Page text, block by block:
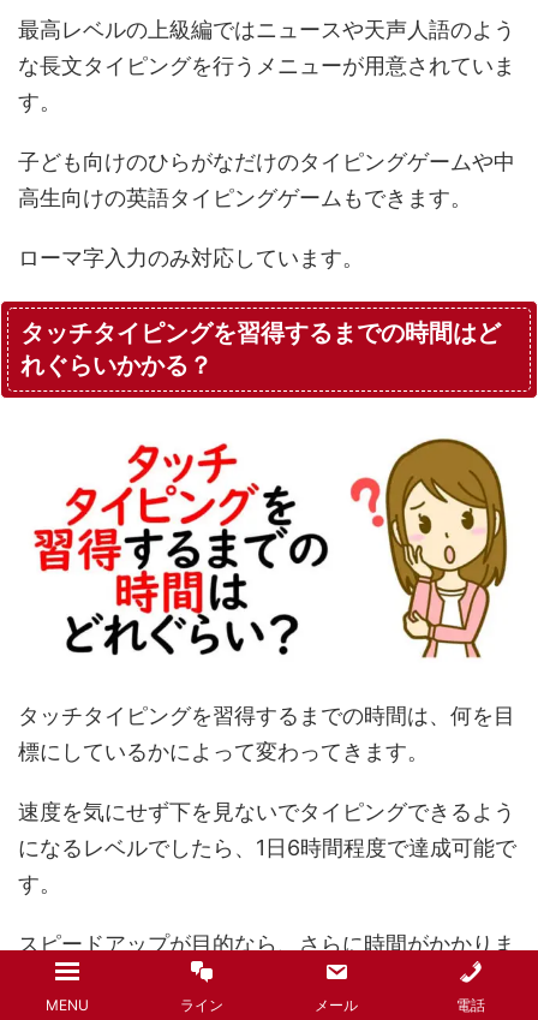
最高レベルの上級編ではニュースや天声人語のよう
な長文タイピングを行うメニューが用意されていま
す。
子ども向けのひらがなだけのタイピングゲームや中
高生向けの英語タイピングゲームもできます。
ローマ字入力のみ対応しています。
タッチタイピングを習得するまでの時間はど
れぐらいかかる？
タッチタイピングを習得するまでの時間は、何を目
標にしているかによって変わってきます。
速度を気にせず下を見ないでタイピングできるよう
になるレベルでしたら、1日6時間程度で達成可能で
す。
スピードアップが目的なら、さらに時間がかかりま
す。
MENU ライン メール 電話